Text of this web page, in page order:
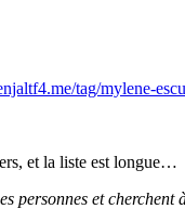
tag/mylene-
et la liste est longue…
personnes et cherchent